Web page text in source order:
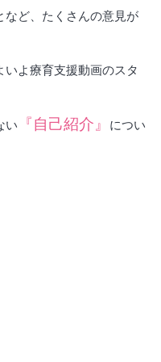
など、たくさんの意見が
よ療育支援動画のスタ
い 『自己紹介』
につい